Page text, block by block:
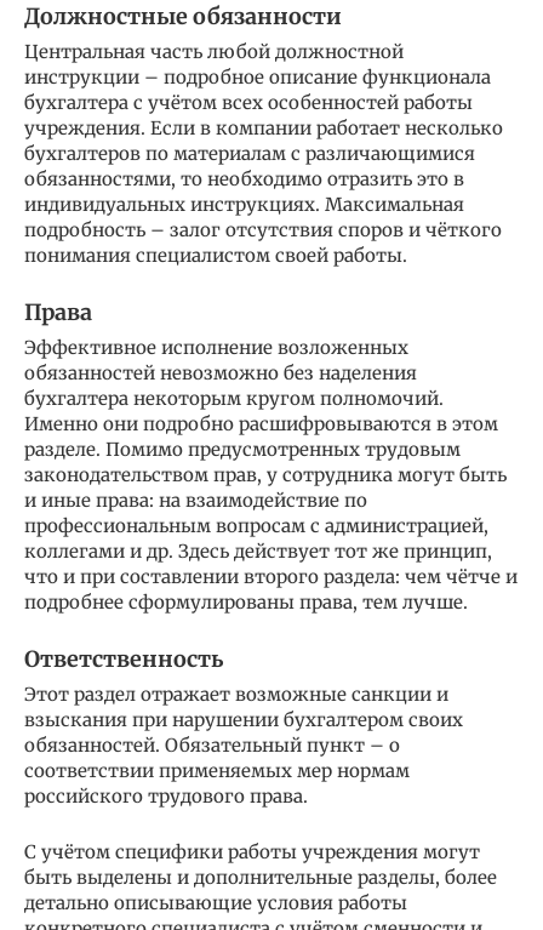
Должностные обязанности
Центральная часть любой должностной
инструкции – подробное описание функционала
бухгалтера с учётом всех особенностей работы
учреждения. Если в компании работает несколько
бухгалтеров по материалам с различающимися
обязанностями, то необходимо отразить это в
индивидуальных инструкциях. Максимальная
подробность – залог отсутствия споров и чёткого
понимания специалистом своей работы.
Права
Эффективное исполнение возложенных
обязанностей невозможно без наделения
бухгалтера некоторым кругом полномочий.
Именно они подробно расшифровываются в этом
разделе. Помимо предусмотренных трудовым
законодательством прав, у сотрудника могут быть
и иные права: на взаимодействие по
профессиональным вопросам с администрацией,
коллегами и др. Здесь действует тот же принцип,
что и при составлении второго раздела: чем чётче и
подробнее сформулированы права, тем лучше.
Ответственность
Этот раздел отражает возможные санкции и
взыскания при нарушении бухгалтером своих
обязанностей. Обязательный пункт – о
соответствии применяемых мер нормам
российского трудового права.
С учётом специфики работы учреждения могут
быть выделены и дополнительные разделы, более
детально описывающие условия работы